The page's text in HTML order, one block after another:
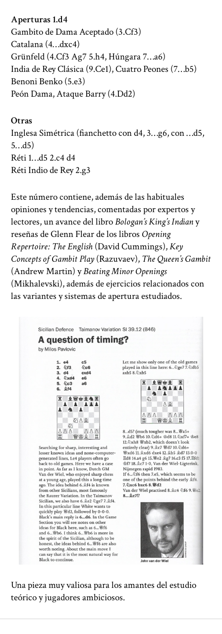
Aperturas 1.d4
Gambito de Dama Aceptado (3.Cf3)
Catalana (4…dxc4)
Grünfeld (4.Cf3 Ag7 5.h4, Húngara 7…a6)
India de Rey Clásica (9.Ce1), Cuatro Peones (7…b5)
Benoni Benko (5.e3)
Peón Dama, Ataque Barry (4.Dd2)
Otras
Inglesa Simétrica (fianchetto con d4, 3…g6, con …d5,
5…d5)
Réti 1…d5 2.c4 d4
Réti Indio de Rey 2.g3
Este número contiene, además de las habituales
opiniones y tendencias, comentadas por expertos y
lectores, un avance del libroBologan’s King’s Indiany
reseñas de Glenn Flear de los libros Opening
Repertoire: The English (David Cummings),Key
Concepts of Gambit Play (Razuvaev), The Queen’s Gambit
(Andrew Martin) yBeating Minor Openings
(Mikhalevski), además de ejercicios relacionados con
las variantes y sistemas de apertura estudiados.
Una pieza muy valiosa para los amantes del estudio
teórico y jugadores ambiciosos.